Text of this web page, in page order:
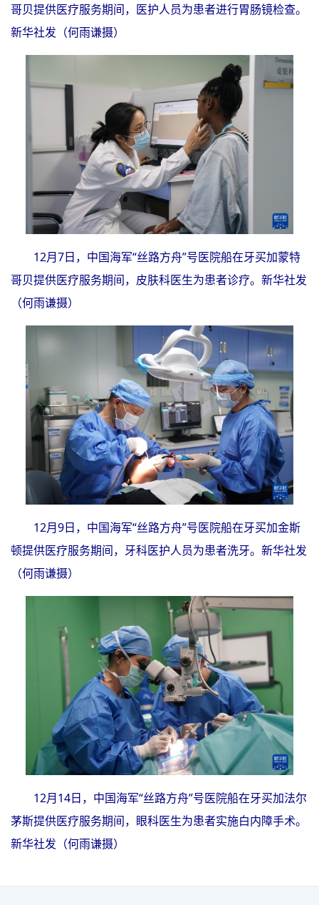
哥贝提供医疗服务期间，医护人员为患者进行胃肠镜检查。
新华社发（何雨谦摄）
12月7日，中国海军“丝路方舟”号医院船在牙买加蒙特
哥贝提供医疗服务期间，皮肤科医生为患者诊疗。新华社发
（何雨谦摄）
12月9日，中国海军“丝路方舟”号医院船在牙买加金斯
顿提供医疗服务期间，牙科医护人员为患者洗牙。新华社发
（何雨谦摄）
12月14日，中国海军“丝路方舟”号医院船在牙买加法尔
茅斯提供医疗服务期间，眼科医生为患者实施白内障手术。
新华社发（何雨谦摄）